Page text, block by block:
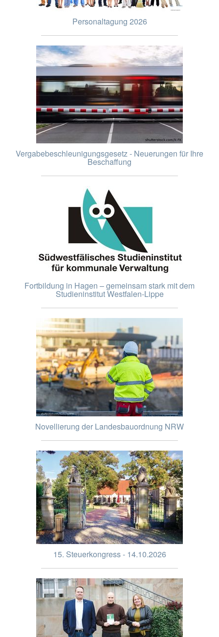
Personaltagung 2026
Vergabebeschleunigungsgesetz - Neuerungen für Ihre
Beschaffung
Fortbildung in Hagen – gemeinsam stark mit dem
Studieninstitut Westfalen-Lippe
Novellierung der Landesbauordnung NRW
15. Steuerkongress - 14.10.2026